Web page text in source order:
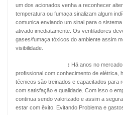
um dos acionados venha a reconhecer
temperatura ou fumaça sinalizam algum
comunica enviando um sinal para o
ativado imediatamente. Os ventiladores
gases/fumaça tóxicos do ambiente assim
visibilidade.
: Há anos no
profissional com conhecimento de elétrica,
técnicos são treinados e capacitados para
com satisfação e qualidade. Com isso o
continua sendo valorizado e assim a
estar com êxito. Evitando Problema e